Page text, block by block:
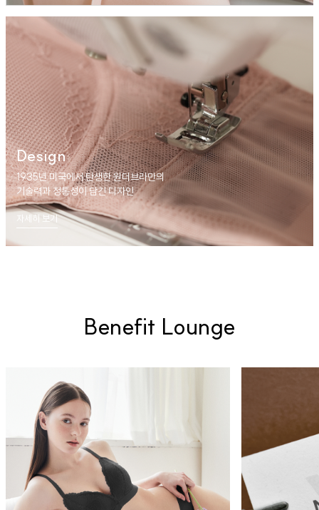
Design
1935년 미국에서 탄생한 원더브라만의
기술력과 정통성이 담긴 디자인
자세히 보기
Benefit Lounge